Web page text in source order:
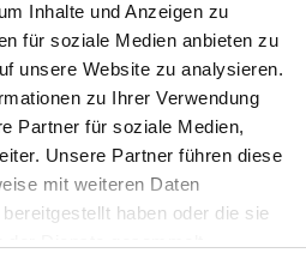
Inhalte und Anzeigen zu
für soziale Medien anbieten zu
unsere Website zu analysieren.
zu Ihrer Verwendung
Partner für soziale Medien,
Unsere Partner führen diese
mit weiteren Daten
haben oder die sie